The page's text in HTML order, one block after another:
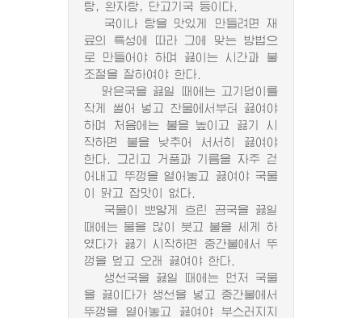
탕, 완자탕, 단고기국 등이다.
국이나 탕을 맛있게 만들려면 재
료의 특성에 따라 그에 맞는 방법으
로 만들어야 하며 끓이는 시간과 불
조절을 잘하여야 한다.
맑은국을 끓일 때에는 고기덩이를
작게 썰어 넣고 찬물에서부터 끓여야
하며 처음에는 불을 높이고 끓기 시
작하면 불을 낮추어 서서히 끓여야
한다. 그리고 거품과 기름을 자주 걷
어내고 뚜껑을 열어놓고 끓여야 국물
이 맑고 잡맛이 없다.
국물이 뽀얗게 흐린 곰국을 끓일
때에는 물을 많이 붓고 불을 세게 하
였다가 끓기 시작하면 중간불에서 뚜
껑을 덮고 오래 끓여야 한다.
생선국을 끓일 때에는 먼저 국물
을 끓이다가 생선을 넣고 중간불에서
뚜껑을 열어놓고 끓여야 부스러지지